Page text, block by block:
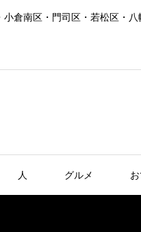
倉南区・門司区・若松区・
人 グルメ